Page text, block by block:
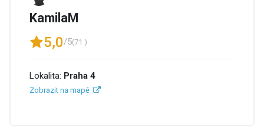
KamilaM
5,0/5(71 )
Lokalita: Praha 4
Zobrazit na mapě